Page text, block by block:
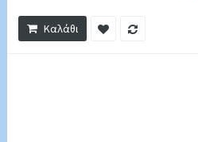
Καλάθι